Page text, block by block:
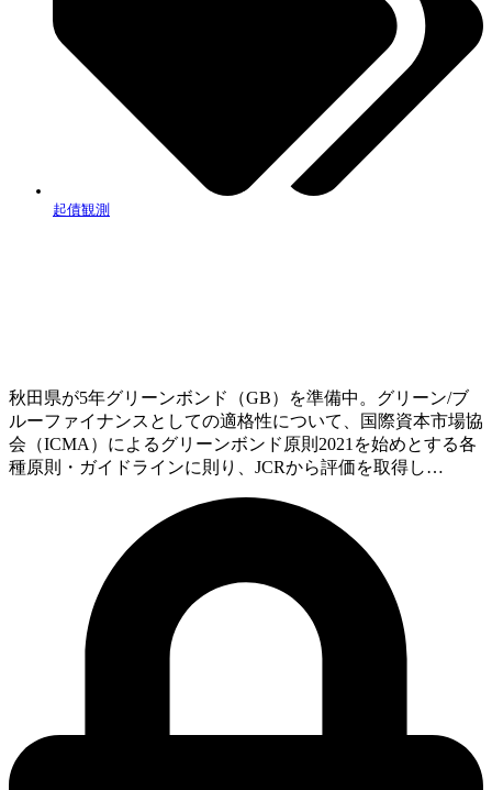
起債観測
秋田県が5年グリーンボンド（GB）を準備中。グリーン/ブ
ルーファイナンスとしての適格性について、国際資本市場協
会（ICMA）によるグリーンボンド原則2021を始めとする各
種原則・ガイドラインに則り、JCRから評価を取得し…